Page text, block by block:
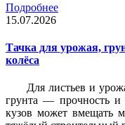
Подробнее
15.07.2026
Тачка для урожая,
колёса
Для листьев и
грунта — прочность и
кузов может вмещать